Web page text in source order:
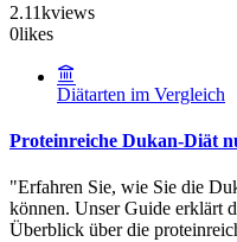
2.11kviews
0likes
Diätarten im Vergleich
Proteinreiche Dukan-Diät
"Erfahren Sie, wie Sie die
können. Unser Guide erklärt
Überblick über die